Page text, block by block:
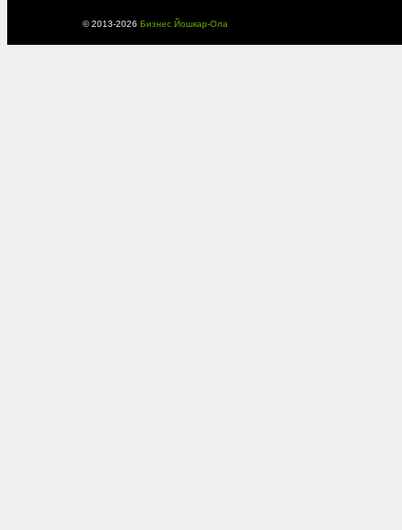
© 2013-2026 Бизнес Йошкар-Ола